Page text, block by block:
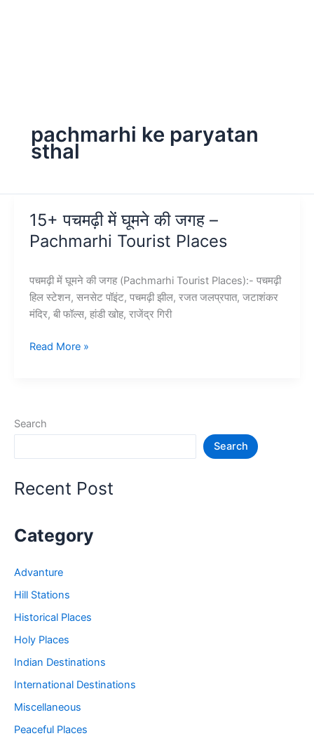
pachmarhi ke paryatan
sthal
15+ पचमढ़ी में घूमने की जगह –
Pachmarhi Tourist Places
पचमढ़ी में घूमने की जगह (Pachmarhi Tourist Places):- पचमढ़ी
हिल स्टेशन, सनसेट पॉइंट, पचमढ़ी झील, रजत जलप्रपात, जटाशंकर
मंदिर, बी फॉल्स, हांडी खोह, राजेंद्र गिरी
15+
जगह
Places
Read More »
Search
Search
Recent Post
Category
Advanture
Hill Stations
Historical Places
Holy Places
Indian Destinations
International Destinations
Miscellaneous
Peaceful Places